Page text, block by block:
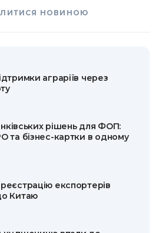
НОВИНОЮ
аграріїв через
рішень для ФОП:
та бізнес-картки в одному
експортерів
Китаю